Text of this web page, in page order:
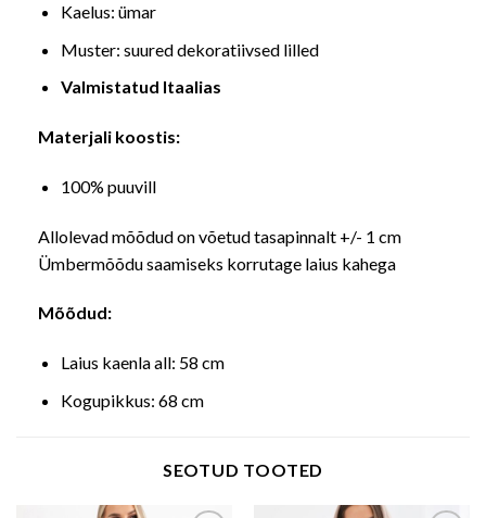
Kaelus: ümar
Muster: suured dekoratiivsed lilled
Valmistatud Itaalias
Materjali koostis:
100% puuvill
Allolevad mõõdud on võetud tasapinnalt +/- 1 cm
Ümbermõõdu saamiseks korrutage laius kahega
Mõõdud:
Laius kaenla all: 58 cm
Kogupikkus: 68 cm
SEOTUD TOOTED